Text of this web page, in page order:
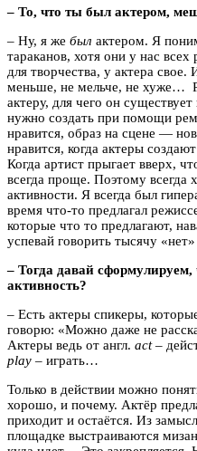
– То, что ты был актером,
– Ну, я же был актером. Я
тараканов, хотя они у нас
для творчества, у актера свое.
меньше, не мельче, не хуже…
актеру, для чего он
нужно создать при помощи
нравится, образ на сцене —
нравится, когда актеры
Когда артист прыгает вверх,
всегда проще. Поэтому всегда
активности. Я всегда был
время что-то предлагал
которые что то предлагают,
успевай говорить тысячу
– Тогда давай сформулируем,
активность?
– Есть актеры спикеры,
говорю: «Можно даже не
Актеры ведь от англ. act–
play – играть…
Только в действии можно
хорошо, и почему. Актёр
приходит и остаётся. Из
площадке выстраиваются